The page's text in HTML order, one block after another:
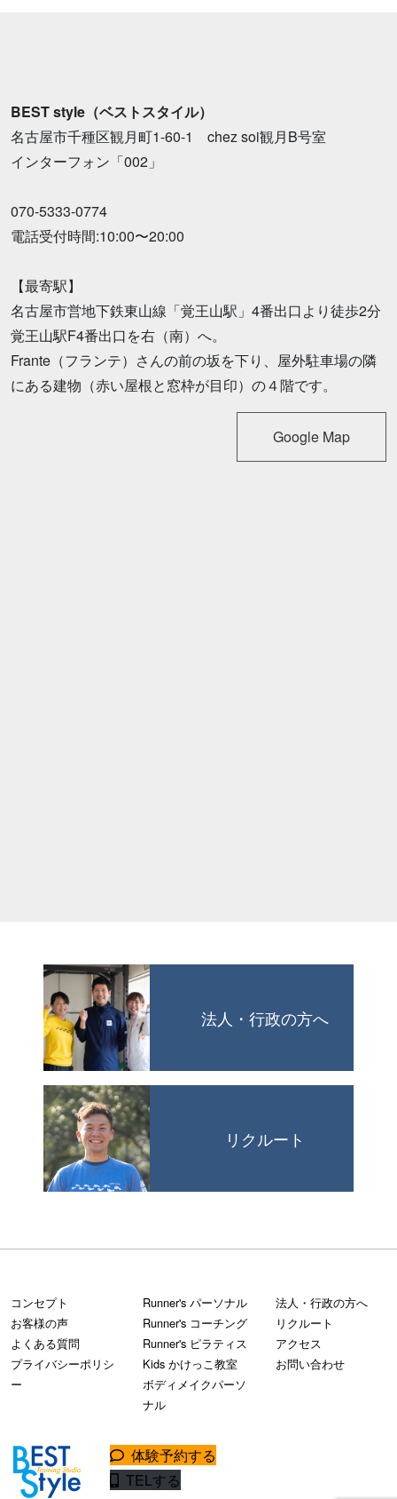
BEST style（ベストスタイル）
名古屋市千種区観月町1-60-1 chez soi観月B号室
インターフォン「002」
070-5333-0774
電話受付時間:10:00〜20:00
【最寄駅】
名古屋市営地下鉄東山線「覚王山駅」4番出口より徒歩2分
覚王山駅F4番出口を右（南）へ。
Frante（フランテ）さんの前の坂を下り、屋外駐車場の隣
にある建物（赤い屋根と窓枠が目印）の４階です。
Google Map
法人・行政の方へ
リクルート
コンセプト
お客様の声
よくある質問
プライバシーポリシ
ー
Runner's パーソナル
Runner's コーチング
Runner's ピラティス
Kids かけっこ教室
ボディメイクパーソ
ナル
法人・行政の方へ
リクルート
アクセス
お問い合わせ
体験予約する
TELする